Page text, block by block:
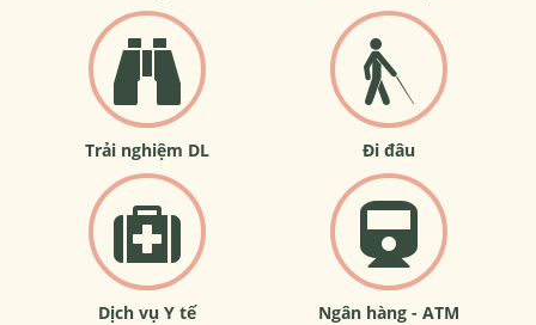
Trải nghiệm DL Đi đâu
Dịch vụ Y tế Ngân hàng - ATM